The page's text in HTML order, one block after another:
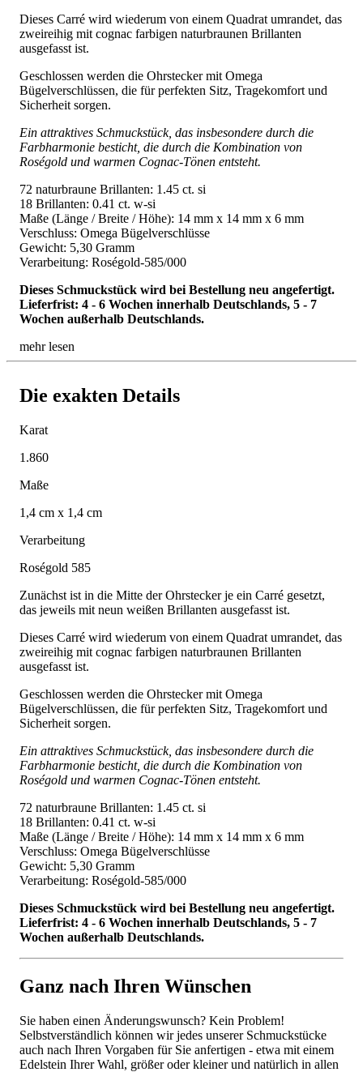
Dieses Carré wird wiederum von einem Quadrat umrandet, das
zweireihig mit cognac farbigen naturbraunen Brillanten
ausgefasst ist.
Geschlossen werden die Ohrstecker mit Omega
Bügelverschlüssen, die für perfekten Sitz, Tragekomfort und
Sicherheit sorgen.
Ein attraktives Schmuckstück, das insbesondere durch die
Farbharmonie besticht, die durch die Kombination von
Roségold und warmen Cognac-Tönen entsteht.
72 naturbraune Brillanten: 1.45 ct. si
18 Brillanten: 0.41 ct. w-si
Maße (Länge / Breite / Höhe): 14 mm x 14 mm x 6 mm
Verschluss: Omega Bügelverschlüsse
Gewicht: 5,30 Gramm
Verarbeitung: Roségold-585/000
Dieses Schmuckstück wird bei Bestellung neu angefertigt.
Lieferfrist: 4 - 6 Wochen innerhalb Deutschlands, 5 - 7
Wochen außerhalb Deutschlands.
mehr lesen
Die exakten Details
Karat
1.860
Maße
1,4 cm x 1,4 cm
Verarbeitung
Roségold 585
Zunächst ist in die Mitte der Ohrstecker je ein Carré gesetzt,
das jeweils mit neun weißen Brillanten ausgefasst ist.
Dieses Carré wird wiederum von einem Quadrat umrandet, das
zweireihig mit cognac farbigen naturbraunen Brillanten
ausgefasst ist.
Geschlossen werden die Ohrstecker mit Omega
Bügelverschlüssen, die für perfekten Sitz, Tragekomfort und
Sicherheit sorgen.
Ein attraktives Schmuckstück, das insbesondere durch die
Farbharmonie besticht, die durch die Kombination von
Roségold und warmen Cognac-Tönen entsteht.
72 naturbraune Brillanten: 1.45 ct. si
18 Brillanten: 0.41 ct. w-si
Maße (Länge / Breite / Höhe): 14 mm x 14 mm x 6 mm
Verschluss: Omega Bügelverschlüsse
Gewicht: 5,30 Gramm
Verarbeitung: Roségold-585/000
Dieses Schmuckstück wird bei Bestellung neu angefertigt.
Lieferfrist: 4 - 6 Wochen innerhalb Deutschlands, 5 - 7
Wochen außerhalb Deutschlands.
Ganz nach Ihren Wünschen
Sie haben einen Änderungswunsch? Kein Problem!
Selbstverständlich können wir jedes unserer Schmuckstücke
auch nach Ihren Vorgaben für Sie anfertigen - etwa mit einem
Edelstein Ihrer Wahl, größer oder kleiner und natürlich in allen